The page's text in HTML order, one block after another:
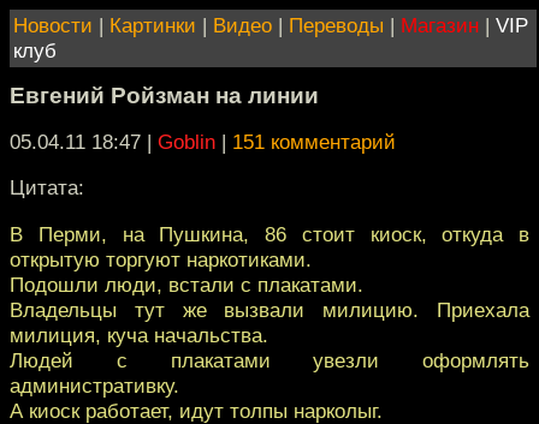
Новости | Картинки | Видео | Переводы | Магазин | VIP
клуб
Евгений Ройзман на линии
05.04.11 18:47 | Goblin | 151 комментарий
Цитата:
В Перми, на Пушкина, 86 стоит киоск, откуда в
открытую торгуют наркотиками.
Подошли люди, встали с плакатами.
Владельцы тут же вызвали милицию. Приехала
милиция, куча начальства.
Людей с плакатами увезли оформлять
административку.
А киоск работает, идут толпы нарколыг.